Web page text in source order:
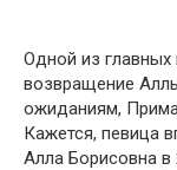
Одной из главных
возвращение
ожиданиям,
Кажется, певица
Алла Борисовна в